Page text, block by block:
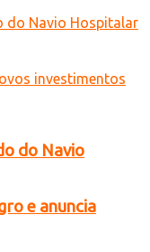
do Navio
e anuncia